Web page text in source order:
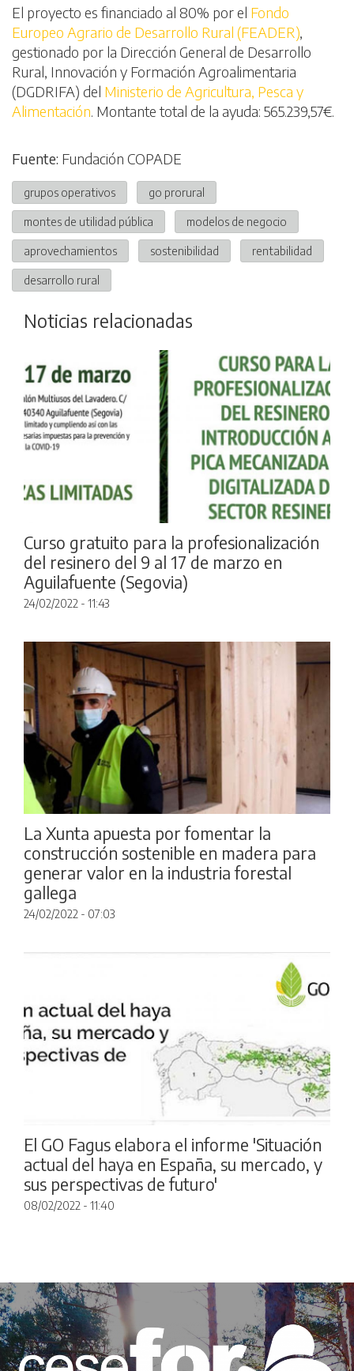
El proyecto es financiado al 80% por el Fondo
Europeo Agrario de Desarrollo Rural (FEADER),
gestionado por la Dirección General de Desarrollo
Rural, Innovación y Formación Agroalimentaria
(DGDRIFA) del Ministerio de Agricultura, Pesca y
Alimentación. Montante total de la ayuda: 565.239,57€.
Fuente: Fundación COPADE
grupos operativos go prorural
montes de utilidad pública modelos de negocio
aprovechamientos sostenibilidad rentabilidad
desarrollo rural
Noticias relacionadas
Curso gratuito para la profesionalización
del resinero del 9 al 17 de marzo en
Aguilafuente (Segovia)
24/02/2022 - 11:43
La Xunta apuesta por fomentar la
construcción sostenible en madera para
generar valor en la industria forestal
gallega
24/02/2022 - 07:03
El GO Fagus elabora el informe 'Situación
actual del haya en España, su mercado, y
sus perspectivas de futuro'
08/02/2022 - 11:40